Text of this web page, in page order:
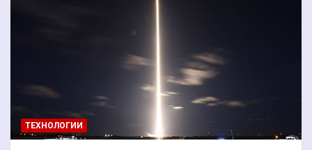
ТЕХНОЛОГИИ